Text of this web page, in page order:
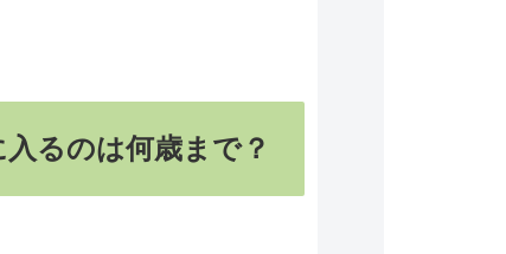
るのは何歳まで？